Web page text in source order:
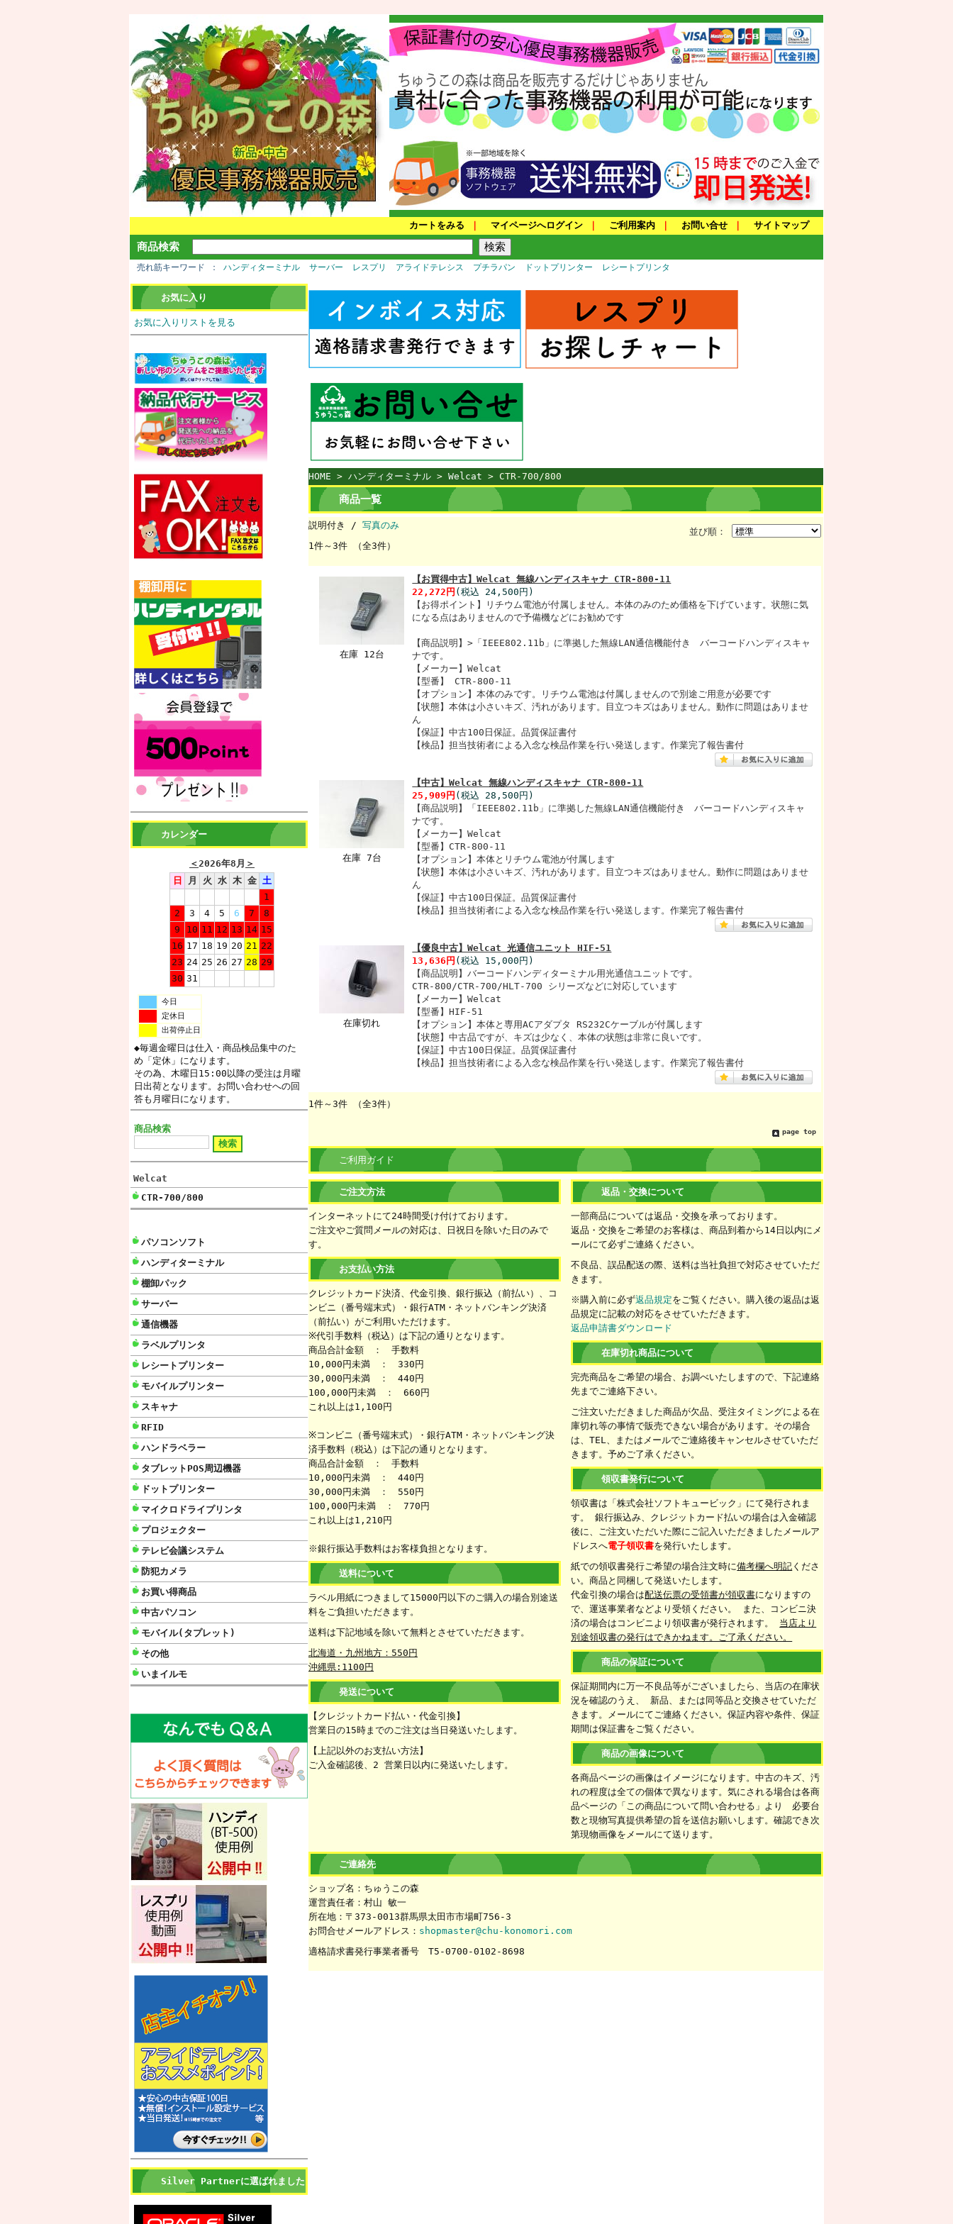
カートをみる マイページへログイン ご利用案内 お問い合せ サイトマップ
商品検索
売れ筋キーワード ハンディターミナル サーバー レスプリ アライドテレシス プチラパン ドットプリンター レシートプリンタ
お気に入り
お気に入りリストを見る
カレンダー
＜2026年8月 ＞
日
月 火 水 木 金 土
1
2
3 4 5 6 7
8
9
10 11 12 13 14 15
16 17 18 19 20 21 22
23 24 25 26 27 28 29
30 31
今日
定休日
出荷停止日
◆毎週金曜日は仕入・商品検品集中のた
め「定休」になります。
その為、木曜日15:00以降の受注は月曜
日出荷となります。お問い合わせへの回
答も月曜日になります。
商品検索
Welcat
CTR-700/800
パソコンソフト
ハンディターミナル
棚卸パック
サーバー
通信機器
ラベルプリンタ
レシートプリンター
モバイルプリンター
スキャナ
RFID
ハンドラベラー
タブレットPOS周辺機器
ドットプリンター
マイクロドライプリンタ
プロジェクター
テレビ会議システム
防犯カメラ
お買い得商品
中古パソコン
モバイル(タプレット)
その他
いまイルモ
Silver Partnerに選ばれました
HOME > ハンディターミナル > Welcat > CTR-700/800
商品一覧
並び順：
説明付き / 写真のみ
1件～3件 （全3件）
在庫 12台
【お買得中古】Welcat 無線ハンディスキャナ CTR-800-11
22,272円 (税込 24,500円)
【お得ポイント】リチウム電池が付属しません。本体のみのため価格を下げています。状態に気
になる点はありませんので予備機などにお勧めです
【商品説明】>「IEEE802.11b」に準拠した無線LAN通信機能付き バーコードハンディスキャ
ナです。
【メーカー】Welcat
【型番】 CTR-800-11
【オプション】本体のみです。リチウム電池は付属しませんので別途ご用意が必要です
【状態】本体は小さいキズ、汚れがあります。目立つキズはありません。動作に問題はありませ
ん
【保証】中古100日保証。品質保証書付
【検品】担当技術者による入念な検品作業を行い発送します。作業完了報告書付
在庫 7台
【中古】Welcat 無線ハンディスキャナ CTR-800-11
25,909円 (税込 28,500円)
【商品説明】「IEEE802.11b」に準拠した無線LAN通信機能付き バーコードハンディスキャ
ナです。
【メーカー】Welcat
【型番】CTR-800-11
【オプション】本体とリチウム電池が付属します
【状態】本体は小さいキズ、汚れがあります。目立つキズはありません。動作に問題はありませ
ん
【保証】中古100日保証。品質保証書付
【検品】担当技術者による入念な検品作業を行い発送します。作業完了報告書付
在庫切れ
【優良中古】Welcat 光通信ユニット HIF-51
13,636円 (税込 15,000円)
【商品説明】バーコードハンディターミナル用光通信ユニットです。
CTR-800/CTR-700/HLT-700 シリーズなどに対応しています
【メーカー】Welcat
【型番】HIF-51
【オプション】本体と専用ACアダプタ RS232Cケーブルが付属します
【状態】中古品ですが、キズは少なく、本体の状態は非常に良いです。
【保証】中古100日保証。品質保証書付
【検品】担当技術者による入念な検品作業を行い発送します。作業完了報告書付
1件～3件 （全3件）
page top
ご利用ガイド
ご注文方法
インターネットにて24時間受け付けております。
ご注文やご質問メールの対応は、日祝日を除いた日のみで
す。
お支払い方法
クレジットカード決済、代金引換、銀行振込（前払い）、コ
ンビニ（番号端末式）・銀行ATM・ネットバンキング決済
（前払い）がご利用いただけます。
※代引手数料（税込）は下記の通りとなります。
商品合計金額 ： 手数料
10,000円未満 ： 330円
30,000円未満 ： 440円
100,000円未満 ： 660円
これ以上は1,100円
※コンビニ（番号端末式）・銀行ATM・ネットバンキング決
済手数料（税込）は下記の通りとなります。
商品合計金額 ： 手数料
10,000円未満 ： 440円
30,000円未満 ： 550円
100,000円未満 ： 770円
これ以上は1,210円
※銀行振込手数料はお客様負担となります。
送料について
ラベル用紙につきまして15000円以下のご購入の場合別途送
料をご負担いただきます。
送料は下記地域を除いて無料とさせていただきます。
北海道・九州地方：550円
沖縄県:1100円
発送について
【クレジットカード払い・代金引換】
営業日の15時までのご注文は当日発送いたします。
【上記以外のお支払い方法】
ご入金確認後、2 営業日以内に発送いたします。
返品・交換について
一部商品については返品・交換を承っております。
返品・交換をご希望のお客様は、商品到着から14日以内にメ
ールにて必ずご連絡ください。
不良品、誤品配送の際、送料は当社負担で対応させていただ
きます。
※購入前に必ず返品規定をご覧ください。購入後の返品は返
品規定に記載の対応をさせていただきます。
返品申請書ダウンロード
在庫切れ商品について
完売商品をご希望の場合、お調べいたしますので、下記連絡
先までご連絡下さい。
ご注文いただきました商品が欠品、受注タイミングによる在
庫切れ等の事情で販売できない場合があります。その場合
は、TEL、またはメールでご連絡後キャンセルさせていただ
きます。予めご了承ください。
領収書発行について
領収書は「株式会社ソフトキュービック」にて発行されま
す。 銀行振込み、クレジットカード払いの場合は入金確認
後に、ご注文いただいた際にご記入いただきましたメールア
ドレスへ電子領収書を発行いたします。
紙での領収書発行ご希望の場合注文時に備考欄へ明記 くださ
い。商品と同梱して発送いたします。
代金引換の場合は配送伝票の受領書が領収書になりますの
で、運送事業者などより受領ください。 また、コンビニ決
済の場合はコンビニより領収書が発行されます。 当店より
別途領収書の発行はできかねます。ご了承ください。
商品の保証について
保証期間内に万一不良品等がございましたら、当店の在庫状
況を確認のうえ、 新品、または同等品と交換させていただ
きます。メールにてご連絡ください。保証内容や条件、保証
期間は保証書をご覧ください。
商品の画像について
各商品ページの画像はイメージになります。中古のキズ、汚
れの程度は全ての個体で異なります。気にされる場合は各商
品ページの「この商品について問い合わせる」より 必要台
数と現物写真提供希望の旨を送信お願いします。確認でき次
第現物画像をメールにて送ります。
ご連絡先
ショップ名：ちゅうこの森
運営責任者：村山 敏一
所在地：〒373-0013群馬県太田市市場町756-3
お問合せメールアドレス： shopmaster@chu-konomori.com
適格請求書発行事業者番号 T5-0700-0102-8698